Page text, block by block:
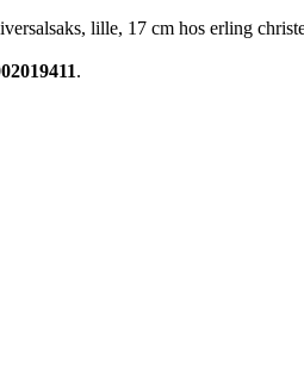
lille, 17 cm hos erling
.